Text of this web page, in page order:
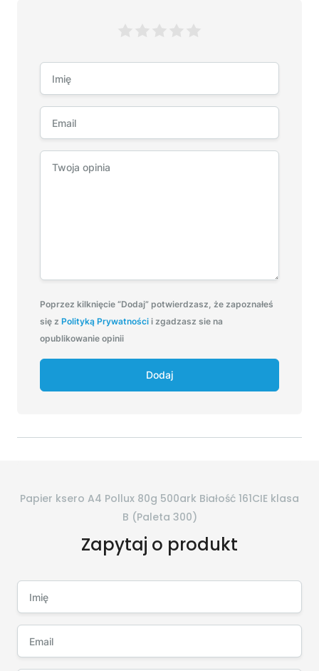
Poprzez kilknięcie “Dodaj” potwierdzasz, że zapoznałeś
się z Polityką Prywatności i zgadzasz sie na
opublikowanie opinii
Dodaj
Papier ksero A4 Pollux 80g 500ark Białość 161CIE klasa
B (Paleta 300)
Zapytaj o produkt